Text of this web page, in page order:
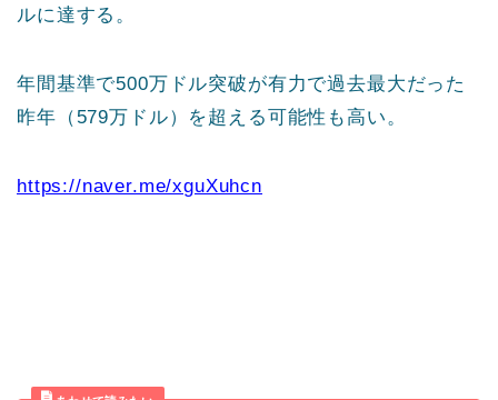
ルに達する。
年間基準で500万ドル突破が有力で過去最大だった
昨年（579万ドル）を超える可能性も高い。
https://naver.me/xguXuhcn